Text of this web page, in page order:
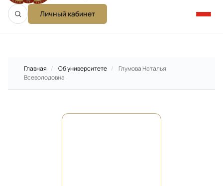
Личный кабинет
Главная / Об университете /
Глумова Наталья
Всеволодовна